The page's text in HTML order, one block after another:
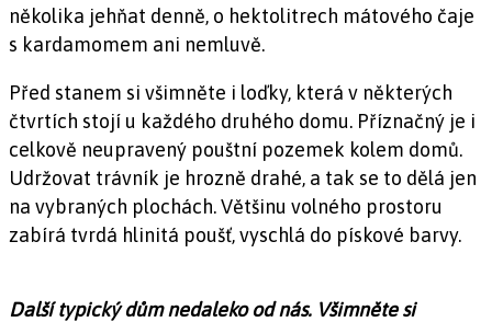
několika jehňat denně, o hektolitrech mátového čaje
s kardamomem ani nemluvě.
Před stanem si všimněte i loďky, která v některých
čtvrtích stojí u každého druhého domu. Příznačný je i
celkově neupravený pouštní pozemek kolem domů.
Udržovat trávník je hrozně drahé, a tak se to dělá jen
na vybraných plochách. Většinu volného prostoru
zabírá tvrdá hlinitá poušť, vyschlá do pískové barvy.
Další typický dům nedaleko od nás. Všimněte si